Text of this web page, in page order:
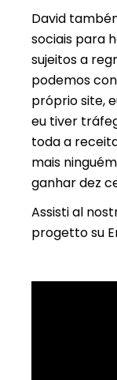
David
sociais para
sujeitos a
podemos
próprio site,
eu tiver
toda a
mais
ganhar dez
Assisti al
progetto su